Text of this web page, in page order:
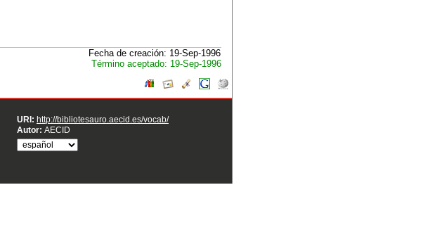
Fecha de creación: 19-Sep-1996
Término aceptado: 19-Sep-1996
URI: http://bibliotesauro.aecid.es/vocab/
Autor: AECID